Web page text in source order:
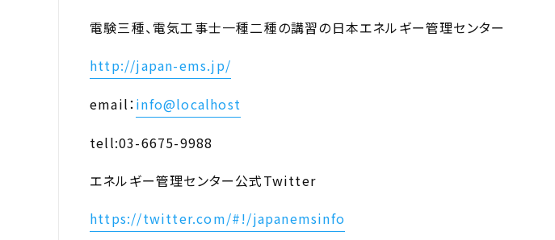
電験三種、電気工事士一種二種の講習の日本エネルギー管理センター
http://japan-ems.jp/
email：info@localhost
tell:03-6675-9988
エネルギー管理センター公式Twitter
https://twitter.com/#!/japanemsinfo